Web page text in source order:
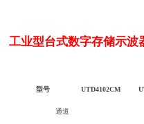
工业型台式数字存储示波
型号 UTD4102CM
通道